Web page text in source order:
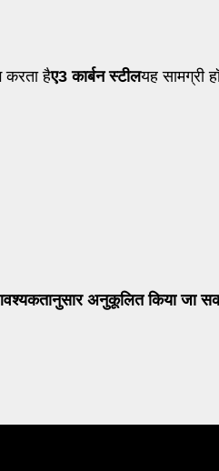
करता हैए3 कार्बन स्टीलयह सामग्री
अनुकूलित किया जा